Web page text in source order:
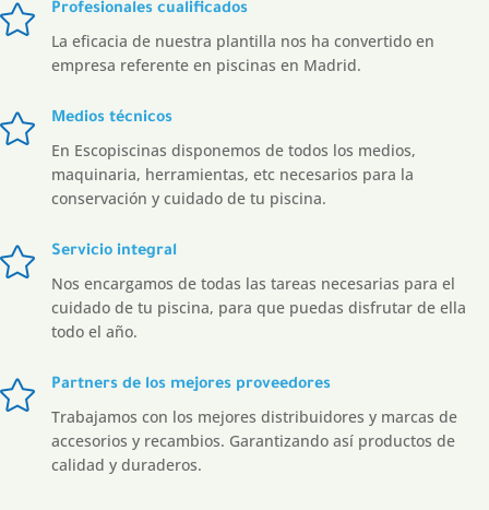
 Profesionales cualificados
La eficacia de nuestra plantilla nos ha convertido en
empresa referente en piscinas en Madrid.
 Medios técnicos
En Escopiscinas disponemos de todos los medios,
maquinaria, herramientas, etc necesarios para la
conservación y cuidado de tu piscina.
 Servicio integral
Nos encargamos de todas las tareas necesarias para el
cuidado de tu piscina, para que puedas disfrutar de ella
todo el año.
 Partners de los mejores proveedores
Trabajamos con los mejores distribuidores y marcas de
accesorios y recambios. Garantizando así productos de
calidad y duraderos.